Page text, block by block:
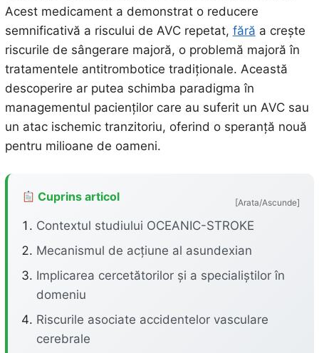
Acest medicament a demonstrat o reducere
semnificativă a riscului de AVC repetat, fără a crește
riscurile de sângerare majoră, o problemă majoră în
tratamentele antitrombotice tradiționale. Această
descoperire ar putea schimba paradigma în
managementul pacienților care au suferit un AVC sau
un atac ischemic tranzitoriu, oferind o speranță nouă
pentru milioane de oameni.
Cuprins articol [Arata/Ascunde]
Contextul studiului OCEANIC-STROKE
Mecanismul de acțiune al asundexian
Implicarea cercetătorilor și a specialiștilor în
domeniu
Riscurile asociate accidentelor vasculare
cerebrale